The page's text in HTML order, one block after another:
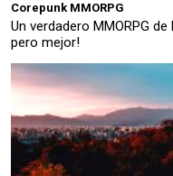
Corepunk MMORPG
Un verdadero MMORPG
pero mejor!